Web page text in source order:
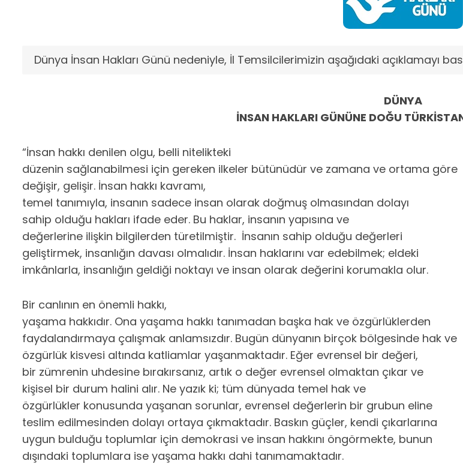
Dünya İnsan Hakları Günü nedeniyle, İl Temsilcilerimizin aşağıdaki açıklamayı
DÜNYA
İNSAN HAKLARI GÜNÜNE DOĞU
“İnsan hakkı denilen olgu, belli nitelikteki
düzenin sağlanabilmesi için gereken ilkeler bütünüdür ve zamana ve ortama göre
değişir, gelişir. İnsan hakkı kavramı,
temel tanımıyla, insanın sadece insan olarak doğmuş olmasından dolayı
sahip olduğu hakları ifade eder. Bu haklar, insanın yapısına ve
değerlerine ilişkin bilgilerden türetilmiştir. İnsanın sahip olduğu değerleri
geliştirmek, insanlığın davası olmalıdır. İnsan haklarını var edebilmek; eldeki
imkânlarla, insanlığın geldiği noktayı ve insan olarak değerini korumakla olur.
Bir canlının en önemli hakkı,
yaşama hakkıdır. Ona yaşama hakkı tanımadan başka hak ve özgürlüklerden
faydalandırmaya çalışmak anlamsızdır. Bugün dünyanın birçok bölgesinde hak ve
özgürlük kisvesi altında katliamlar yaşanmaktadır. Eğer evrensel bir değeri,
bir zümrenin uhdesine bırakırsanız, artık o değer evrensel olmaktan çıkar ve
kişisel bir durum halini alır. Ne yazık ki; tüm dünyada temel hak ve
özgürlükler konusunda yaşanan sorunlar, evrensel değerlerin bir grubun eline
teslim edilmesinden dolayı ortaya çıkmaktadır. Baskın güçler, kendi çıkarlarına
uygun bulduğu toplumlar için demokrasi ve insan hakkını öngörmekte, bunun
dışındaki toplumlara ise yaşama hakkı dahi tanımamaktadır.